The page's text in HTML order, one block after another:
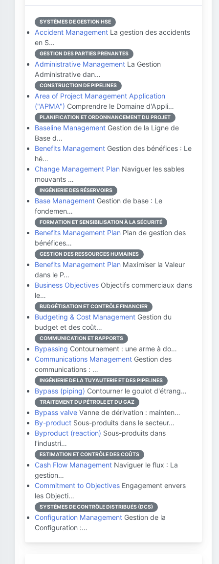
SYSTÈMES DE GESTION HSE
Accident Management La gestion des accidents
en S…
GESTION DES PARTIES PRENANTES
Administrative Management La Gestion
Administrative dan…
CONSTRUCTION DE PIPELINES
Area of Project Management Application
("APMA") Comprendre le Domaine d'Appli…
PLANIFICATION ET ORDONNANCEMENT DU PROJET
Baseline Management Gestion de la Ligne de
Base d…
Benefits Management Gestion des bénéfices : Le
hé…
Change Management Plan Naviguer les sables
mouvants …
INGÉNIERIE DES RÉSERVOIRS
Base Management Gestion de base : Le
fondemen…
FORMATION ET SENSIBILISATION À LA SÉCURITÉ
Benefits Management Plan Plan de gestion des
bénéfices…
GESTION DES RESSOURCES HUMAINES
Benefits Management Plan Maximiser la Valeur
dans le P…
Business Objectives Objectifs commerciaux dans
le…
BUDGÉTISATION ET CONTRÔLE FINANCIER
Budgeting & Cost Management Gestion du
budget et des coût…
COMMUNICATION ET RAPPORTS
Bypassing Contournement : une arme à do…
Communications Management Gestion des
communications : …
INGÉNIERIE DE LA TUYAUTERIE ET DES PIPELINES
Bypass (piping) Contourner le goulot d'étrang…
TRAITEMENT DU PÉTROLE ET DU GAZ
Bypass valve Vanne de dérivation : mainten…
By-product Sous-produits dans le secteur…
Byproduct (reaction) Sous-produits dans
l'industri…
ESTIMATION ET CONTRÔLE DES COÛTS
Cash Flow Management Naviguer le flux : La
gestion…
Commitment to Objectives Engagement envers
les Objecti…
SYSTÈMES DE CONTRÔLE DISTRIBUÉS (DCS)
Configuration Management Gestion de la
Configuration :…